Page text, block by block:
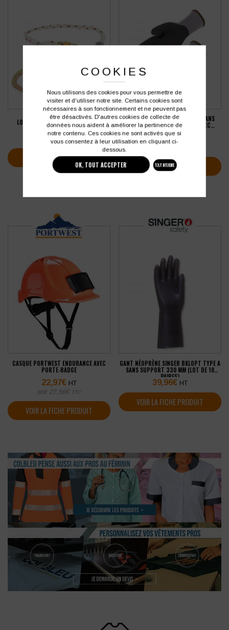
LONGE DE RETENUE SINGER 1.50 M
28,72€ HT
VOIR LA FICHE PRODUIT
GANT NITRILE MOUSSE SINGER SANS
PICOTS DOS AÉRÉ JAUGE 15 AVEC
RENFORT (LOT DE 10 PAIRES)
37,49€
soit
VOIR LA FICHE PRODUIT
CASQUE PORTWEST ENDURANCE AVEC
PORTE-BADGE
22,97€ HT
soit 27,56€ TTC
VOIR LA FICHE PRODUIT
GANT NÉOPRÈNE SINGER BKLOPT TYPE A
SANS SUPPORT 330 MM (LOT DE 10
PAIRES)
39,96€ HT
VOIR LA FICHE PRODUIT
COOKIES
Nous utilisons des cookies pour vous permettre de
visiter et d'utiliser notre site. Certains cookies sont
nécessaires à son fonctionnement et ne peuvent pas
être désactivés. D'autres cookies de collecte de
données nous aident à améliorer la pertinence de
notre contenu. Ces cookies ne sont activés que si
vous consentez à leur utilisation en cliquant ci-
dessous.
OK, TOUT ACCEPTER TOUT INTERDIRE